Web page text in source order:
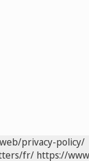
privacy-policy/
fr/ https://